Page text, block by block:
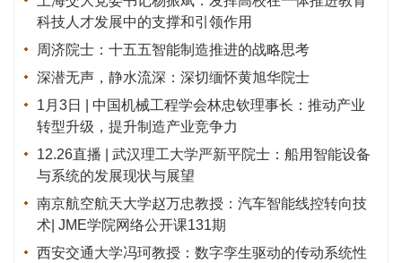
科技人才发展中的支撑和引领作用
周济院士：十五五智能制造推进的战略思考
深潜无声，静水流深：深切缅怀黄旭华院士
1月3日 | 中国机械工程学会林忠钦理事长：推动产业
转型升级，提升制造产业竞争力
12.26直播 | 武汉理工大学严新平院士：船用智能设备
与系统的发展现状与展望
南京航空航天大学赵万忠教授：汽车智能线控转向技
术| JME学院网络公开课131期
西安交通大学冯珂教授：数字孪生驱动的传动系统性